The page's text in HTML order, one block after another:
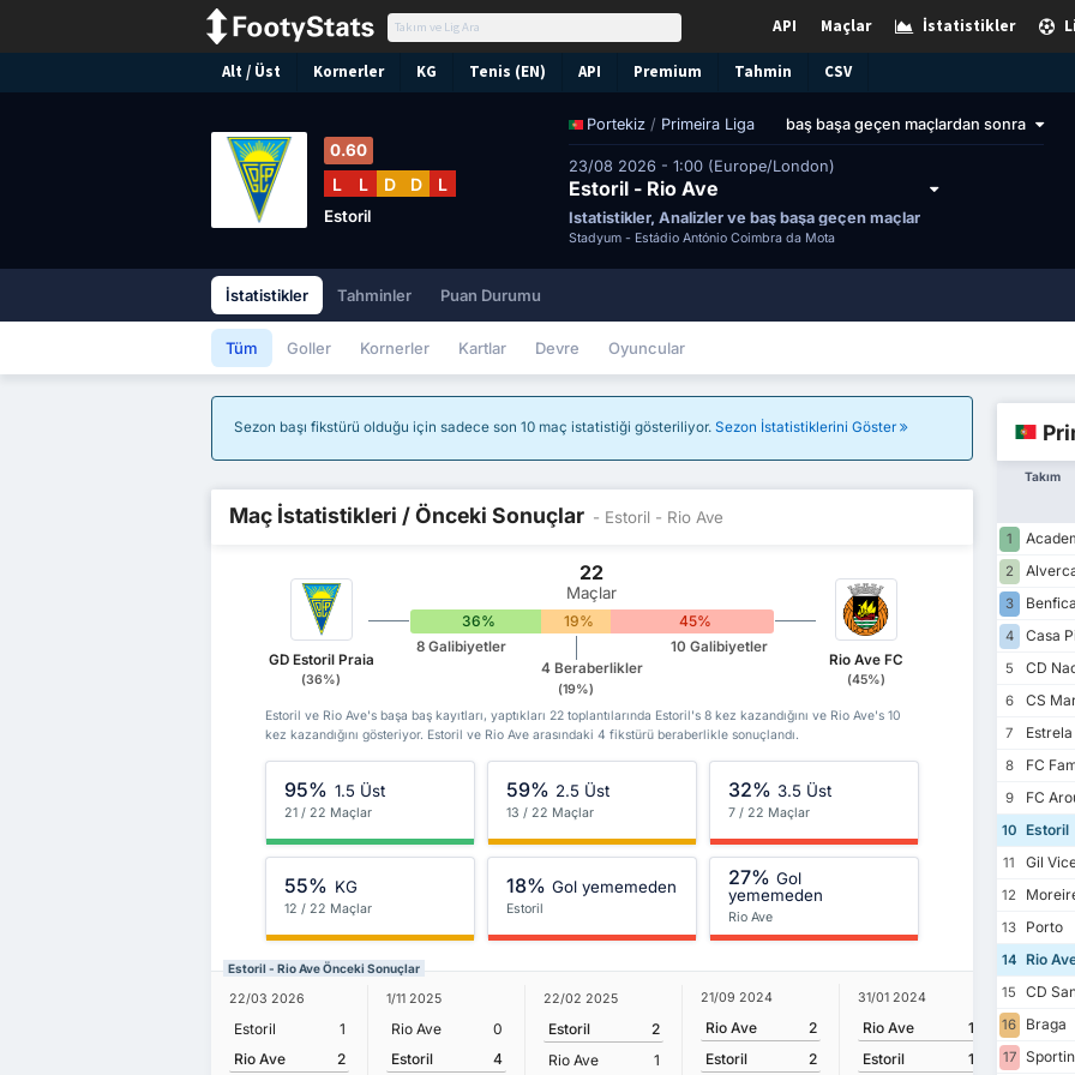
İstatistikler
Maçlar
API
Alt / Üst Kornerler KG Tenis (EN) API Premium Tahmin CSV
Portekiz / Primeira Liga baş başa geçen maçlardan sonra
23/08 2026 - 1:00 (Europe/London)
Estoril - Rio Ave
İstatistikler, Analizler ve baş başa geçen maçlar
Stadyum - Estádio António Coimbra da Mota
0.60
L L D D L
Estoril
İstatistikler Tahminler Puan Durumu
Tüm Goller Kornerler Kartlar Devre Oyuncular
Sezon başı fikstürü olduğu için sadece son 10 maç istatistiği gösteriliyor. Sezon İstatistiklerini Göster
Maç İstatistikleri / Önceki Sonuçlar - Estoril - Rio Ave
GD Estoril Praia
(36%)
22
Maçlar
36% 19% 45%
8 Galibiyetler
4 Beraberlikler
(19%)
10 Galibiyetler
Rio Ave FC
(45%)
Estoril ve Rio Ave's başa baş kayıtları, yaptıkları 22 toplantılarında Estoril's 8 kez kazandığını ve Rio Ave's 10
kez kazandığını gösteriyor. Estoril ve Rio Ave arasındaki 4 fikstürü beraberlikle sonuçlandı.
95% 1.5 Üst
21 / 22 Maçlar
59% 2.5 Üst
13 / 22 Maçlar
32% 3.5 Üst
7 / 22 Maçlar
55% KG
12 / 22 Maçlar
18% Gol yememeden
Estoril
27% Gol
yememeden
Rio Ave
Estoril - Rio Ave Önceki Sonuçlar
22/03 2026
Estoril
1
Rio Ave
2
1/11 2025
Rio Ave
0
Estoril
4
22/02 2025
Estoril
2
Rio Ave
1
21/09 2024
Rio Ave
2
Estoril
2
31/01 2024
Rio Ave
1
Estoril
1
20/08
Estoril
Rio Ave
Takım
1
2
3
Benfica
4
Casa
5
CD
6
CS
7
8
FC
9
FC
10 Estoril
11
Gil
12
13
Porto
14 Rio
15
CD
16
Braga
17